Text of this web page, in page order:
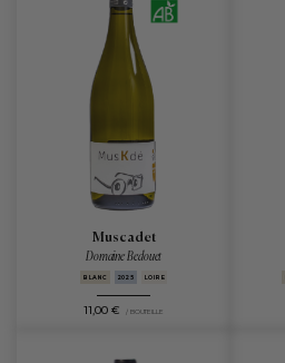
Muscadet
Domaine Bedouet
BLANC 2025 LOIRE
11,00 € / BOUTEILLE